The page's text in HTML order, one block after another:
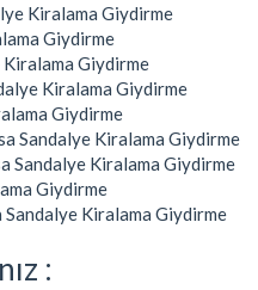
Kiralama Giydirme
Giydirme
Kiralama Giydirme
Kiralama Giydirme
Giydirme
Sandalye Kiralama Giydirme
Sandalye Kiralama Giydirme
Giydirme
Sandalye Kiralama Giydirme
: